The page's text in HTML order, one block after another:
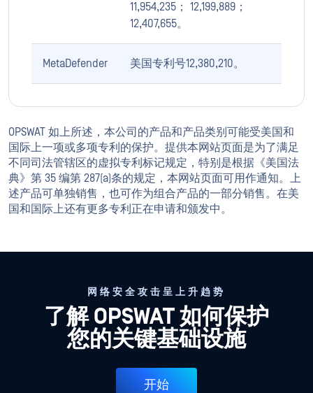
11,954,235； 12,199,889；
12,407,655。
MetaDefender 美国专利号12,380,210。
OPSWAT 如上所述，本公司的产品和产品类别可能受美国和
国际上一项或多项专利的保护。提供本网站页面是为了满足
不同司法管辖区的虚拟专利标记规定，特别是根据《美国法
典》第 35 编第 287(a)条的规定，本网站页面可用作通知。上
述产品可单独销售，也可作为组合产品的一部分销售。在美
国和国际上还有更多专利正在申请和颁发中。
网络安全攻击呈上升趋势
了解 OPSWAT 如何保护
您的关键基础设施
开始